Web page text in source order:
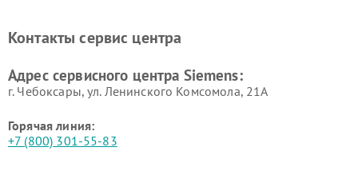
Siemens
Siemens
Siemens
Siemens
Контакты сервис центра
Адрес сервисного центра Siemens:
г. Чебоксары, ул. Ленинского Комсомола, 21А
Горячая линия:
+7 (800) 301-55-83